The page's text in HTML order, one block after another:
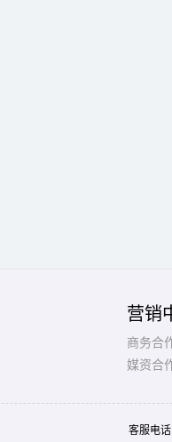
营销
商务合
媒资合
客服电